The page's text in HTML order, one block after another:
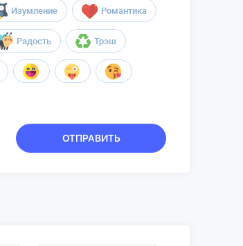
Изумление Романтика
Радость Трэш
ОТПРАВИТЬ